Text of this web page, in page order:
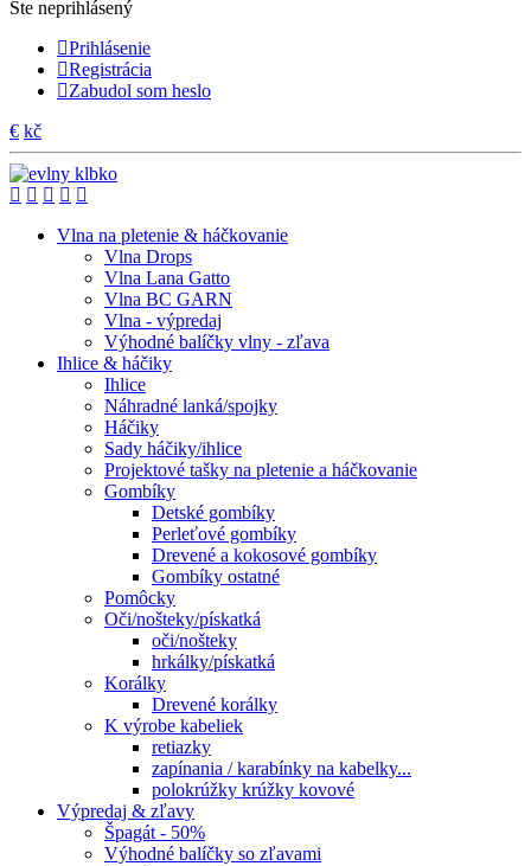
Ste neprihlásený
Prihlásenie
Registrácia
Zabudol som heslo
€ kč
Vlna na pletenie & háčkovanie
Vlna Drops
Vlna Lana Gatto
Vlna BC GARN
Vlna - výpredaj
Výhodné balíčky vlny - zľava
Ihlice & háčiky
Ihlice
Náhradné lanká/spojky
Háčiky
Sady háčiky/ihlice
Projektové tašky na pletenie a háčkovanie
Gombíky
Detské gombíky
Perleťové gombíky
Drevené a kokosové gombíky
Gombíky ostatné
Pomôcky
Oči/nošteky/pískatká
oči/nošteky
hrkálky/pískatká
Korálky
Drevené korálky
K výrobe kabeliek
retiazky
zapínania / karabínky na kabelky...
polokrúžky krúžky kovové
Výpredaj & zľavy
Špagát - 50%
Výhodné balíčky so zľavami